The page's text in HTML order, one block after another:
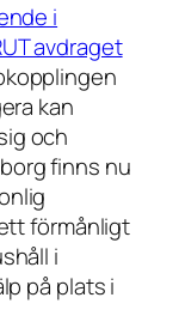
i
avdraget
kan
och
finns nu
förmånligt
i
på plats i